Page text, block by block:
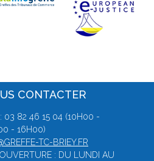
CONTACTER
03 82 46 15 04 (10H00 -
- 16H00)
TC-BRIEY.FR
: DU LUNDI AU